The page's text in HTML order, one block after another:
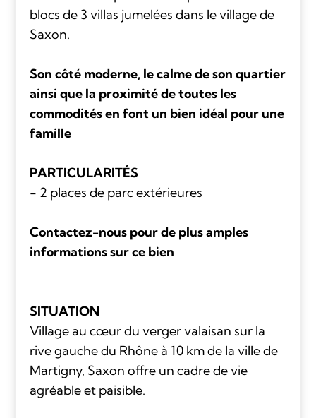
blocs de 3 villas jumelées dans le village de
Saxon.
Son côté moderne, le calme de son quartier
ainsi que la proximité de toutes les
commodités en font un bien idéal pour une
famille
PARTICULARITÉS
- 2 places de parc extérieures
Contactez-nous pour de plus amples
informations sur ce bien
SITUATION
Village au cœur du verger valaisan sur la
rive gauche du Rhône à 10 km de la ville de
Martigny, Saxon offre un cadre de vie
agréable et paisible.